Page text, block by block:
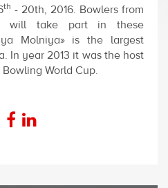
th - 20th, 2016. Bowlers from
will take part in these
Molniya» is the largest
In year 2013 it was the host
World Cup.